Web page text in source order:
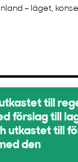
– läget,
till
förslag till
utkastet till
den